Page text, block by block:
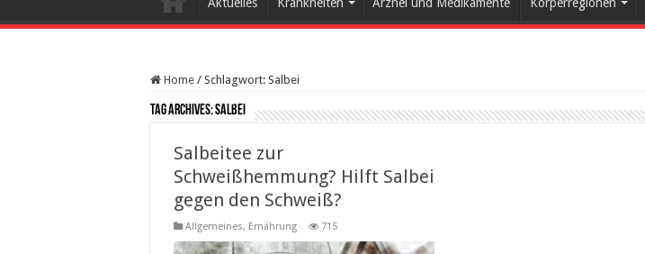
Home / Schlagwort: Salbei
Tag Archives:Salbei
Salbeitee zur
Schweißhemmung? Hilft Salbei
gegen den Schweiß?
Allgemeines, Ernährung 715